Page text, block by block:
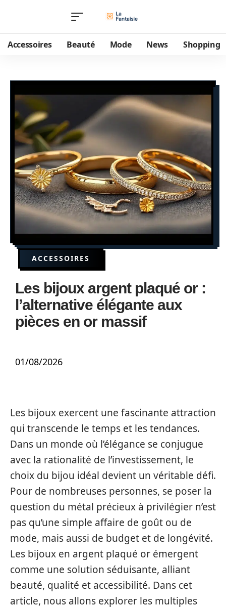
Accessoires Beauté Mode News Shopping
ACCESSOIRES
Les bijoux argent plaqué or :
l’alternative élégante aux
pièces en or massif
01/08/2026
Les bijoux exercent une fascinante attraction
qui transcende le temps et les tendances.
Dans un monde où l’élégance se conjugue
avec la rationalité de l’investissement, le
choix du bijou idéal devient un véritable défi.
Pour de nombreuses personnes, se poser la
question du métal précieux à privilégier n’est
pas qu’une simple affaire de goût ou de
mode, mais aussi de budget et de longévité.
Les bijoux en argent plaqué or émergent
comme une solution séduisante, alliant
beauté, qualité et accessibilité. Dans cet
article, nous allons explorer les multiples